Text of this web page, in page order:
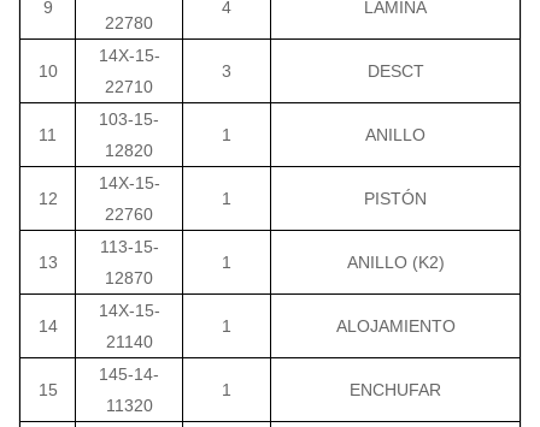
9
22780
4 LÁMINA
10
14X-15-
22710
3 DESCT
11
103-15-
12820
1 ANILLO
12
14X-15-
22760
1 PISTÓN
13
113-15-
12870
1 ANILLO (K2)
14
14X-15-
21140
1 ALOJAMIENTO
15
145-14-
11320
1 ENCHUFAR